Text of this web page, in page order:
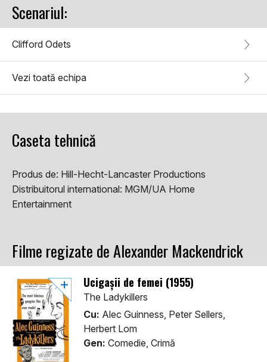
Scenariul:
Clifford Odets
Vezi toată echipa
Caseta tehnică
Produs de: Hill-Hecht-Lancaster Productions
Distribuitorul international: MGM/UA Home
Entertainment
Filme regizate de Alexander Mackendrick
Ucigașii de femei (1955)
The Ladykillers
Cu: Alec Guinness, Peter Sellers,
Herbert Lom
Gen: Comedie, Crimă